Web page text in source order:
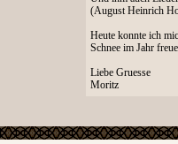
(August Heinrich
Heute konnte ich
Schnee im Jahr
Liebe Gruesse
Moritz